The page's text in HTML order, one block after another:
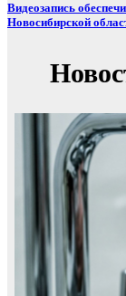
Видеозапись
Новосибирской